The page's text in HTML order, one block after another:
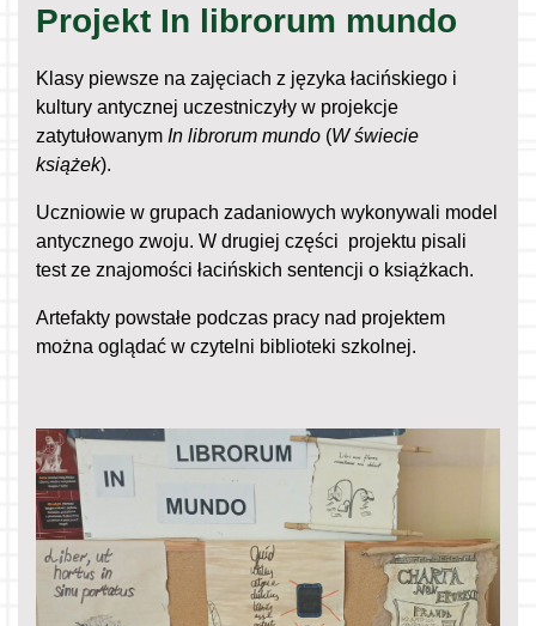
Projekt In librorum mundo
Klasy piewsze na zajęciach z języka łacińskiego i
kultury antycznej uczestniczyły w projekcje
zatytułowanym In librorum mundo (W świecie
książek).
Uczniowie w grupach zadaniowych wykonywali model
antycznego zwoju. W drugiej części projektu pisali
test ze znajomości łacińskich sentencji o książkach.
Artefakty powstałe podczas pracy nad projektem
można oglądać w czytelni biblioteki szkolnej.